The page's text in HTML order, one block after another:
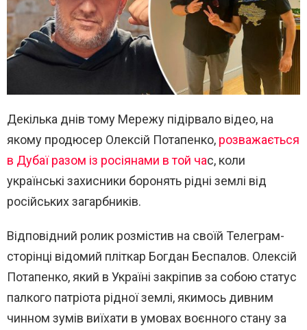
Декілька днів тому Мережу підірвало відео, на
якому продюсер Олексій Потапенко, розважається
в Дубаї разом із росіянами в той час, коли
українські захисники боронять рідні землі від
російських загарбників.
Відповідний ролик розмістив на своїй Телеграм-
сторінці відомий пліткар Богдан Беспалов. Олексій
Потапенко, який в Україні закріпив за собою статус
палкого патріота рідної землі, якимось дивним
чинном зумів виїхати в умовах воєнного стану за